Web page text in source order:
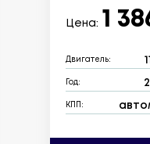
Цена: 1
Двигатель:
Год:
КПП: